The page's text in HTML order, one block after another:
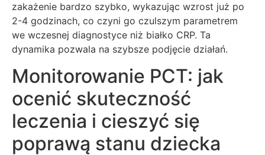
zakażenie bardzo szybko, wykazując wzrost już po
2-4 godzinach, co czyni go czulszym parametrem
we wczesnej diagnostyce niż białko CRP. Ta
dynamika pozwala na szybsze podjęcie działań.
Monitorowanie PCT: jak
ocenić skuteczność
leczenia i cieszyć się
poprawą stanu dziecka